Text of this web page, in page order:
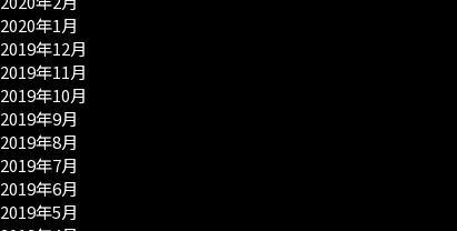
2020年1月
2019年12月
2019年11月
2019年10月
2019年9月
2019年8月
2019年7月
2019年6月
2019年5月